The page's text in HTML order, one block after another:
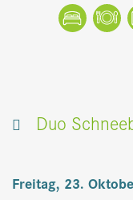
Duo
Freitag, 23.